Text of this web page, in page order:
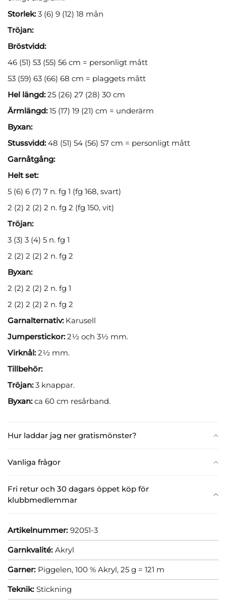
Hur laddar jag ner gratismönster?
Vanliga frågor
Fri retur och 30 dagars öppet köp för
klubbmedlemmar
Storlek:3 (6) 9 (12) 18 mån
Tröjan:
Bröstvidd:
46 (51) 53 (55) 56 cm = personligt mått
53 (59) 63 (66) 68 cm = plaggets mått
Hel längd:25 (26) 27 (28) 30 cm
Ärmlängd:15 (17) 19 (21) cm = underärm
Byxan:
Stussvidd:48 (51) 54 (56) 57 cm = personligt mått
Garnåtgång:
Helt set:
5 (6) 6 (7) 7 n. fg 1 (fg 168, svart)
2 (2) 2 (2) 2 n. fg 2 (fg 150, vit)
Tröjan:
3 (3) 3 (4) 5 n. fg 1
2 (2) 2 (2) 2 n. fg 2
Byxan:
2 (2) 2 (2) 2 n. fg 1
2 (2) 2 (2) 2 n. fg 2
Garnalternativ:Karusell
Jumperstickor:2½ och 3½ mm.
Virknål:2½ mm.
Tillbehör:
Tröjan:3 knappar.
Byxan:ca 60 cm resårband.
Artikelnummer: 92051-3
Garnkvalité: Akryl
Garner: Piggelen, 100 % Akryl, 25 g = 121 m
Teknik: Stickning